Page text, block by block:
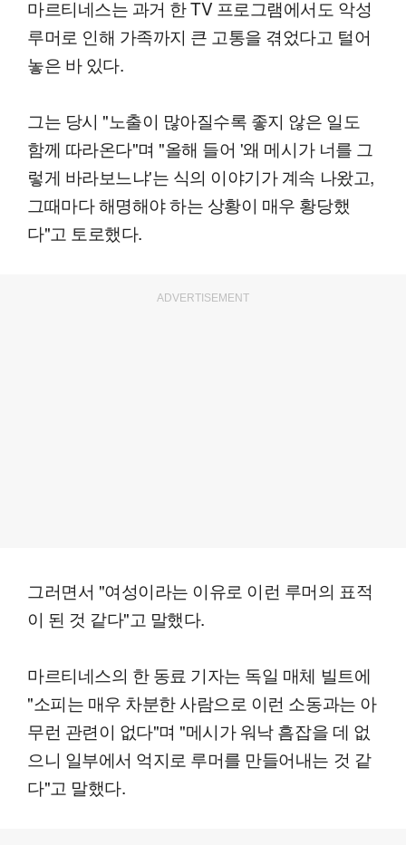
마르티네스는 과거 한 TV 프로그램에서도 악성
루머로 인해 가족까지 큰 고통을 겪었다고 털어
놓은 바 있다.
그는 당시 "노출이 많아질수록 좋지 않은 일도
함께 따라온다"며 "올해 들어 '왜 메시가 너를 그
렇게 바라보느냐'는 식의 이야기가 계속 나왔고,
그때마다 해명해야 하는 상황이 매우 황당했
다"고 토로했다.
ADVERTISEMENT
그러면서 "여성이라는 이유로 이런 루머의 표적
이 된 것 같다"고 말했다.
마르티네스의 한 동료 기자는 독일 매체 빌트에
"소피는 매우 차분한 사람으로 이런 소동과는 아
무런 관련이 없다"며 "메시가 워낙 흠잡을 데 없
으니 일부에서 억지로 루머를 만들어내는 것 같
다"고 말했다.